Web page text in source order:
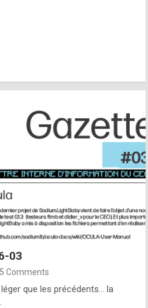
03
Comments
que les précédents… la